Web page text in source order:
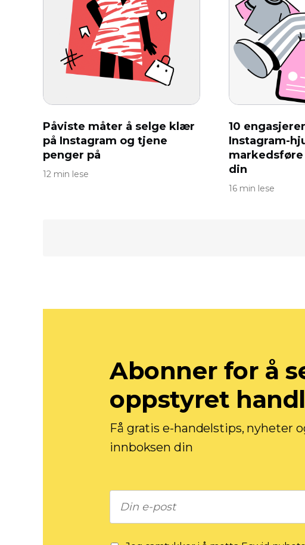
Påviste måter å selge klær
på Instagram og tjene
penger på
12 min lese
10
Instagram-
din
16 min lese
Abonner for å
oppstyret
Få gratis e-handelstips, nyheter
innboksen din